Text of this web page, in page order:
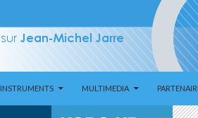
INSTRUMENTS MULTIMEDIA